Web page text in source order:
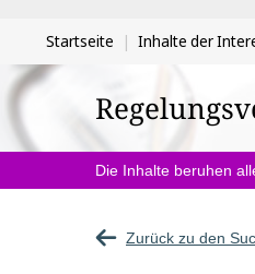
Sie
befinden
sich
hier:
Startseite Inhalte der
Die Inhalte beruhen
Zurück zu den